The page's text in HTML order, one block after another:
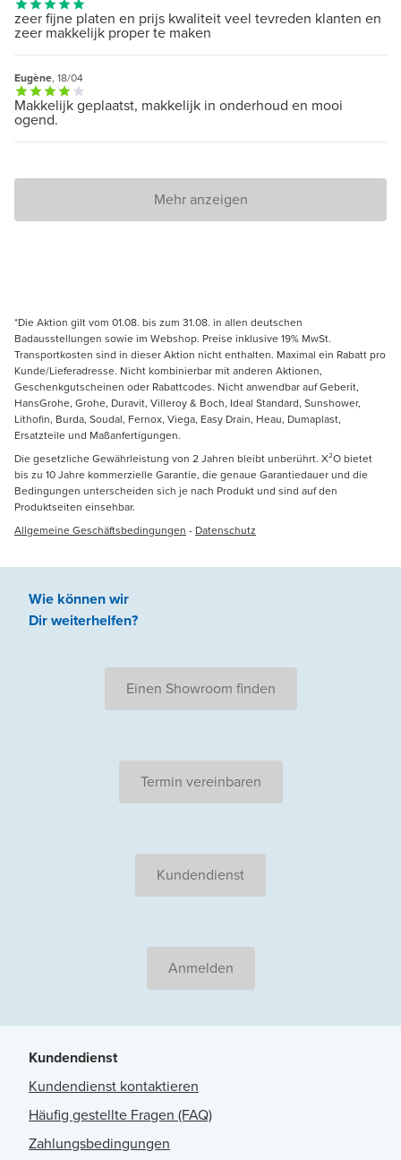
zeer fijne platen en prijs kwaliteit veel tevreden klanten en
zeer makkelijk proper te maken
Eugène, 18/04
Makkelijk geplaatst, makkelijk in onderhoud en mooi
ogend.
Mehr anzeigen
*Die Aktion gilt vom 01.08. bis zum 31.08. in allen deutschen
Badausstellungen sowie im Webshop. Preise inklusive 19% MwSt.
Transportkosten sind in dieser Aktion nicht enthalten. Maximal ein Rabatt pro
Kunde/Lieferadresse. Nicht kombinierbar mit anderen Aktionen,
Geschenkgutscheinen oder Rabattcodes. Nicht anwendbar auf Geberit,
HansGrohe, Grohe, Duravit, Villeroy & Boch, Ideal Standard, Sunshower,
Lithofin, Burda, Soudal, Fernox, Viega, Easy Drain, Heau, Dumaplast,
Ersatzteile und Maßanfertigungen.
Die gesetzliche Gewährleistung von 2 Jahren bleibt unberührt. X²O bietet
bis zu 10 Jahre kommerzielle Garantie, die genaue Garantiedauer und die
Bedingungen unterscheiden sich je nach Produkt und sind auf den
Produktseiten einsehbar.
Allgemeine Geschäftsbedingungen - Datenschutz
Wie können wir
Dir weiterhelfen?
Einen Showroom finden
Termin vereinbaren
Kundendienst
Anmelden
Kundendienst
Kundendienst kontaktieren
Häufig gestellte Fragen (FAQ)
Zahlungsbedingungen